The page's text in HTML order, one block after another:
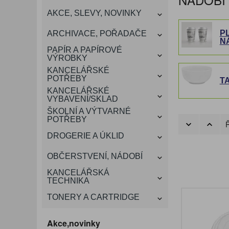
VÁNOCE
DÁRKOVÉ POTŘEBY
SMART DOPLŇKY
ROZDRUŽOVAČE
VIZITKY A JMENOVKY
OBÁLKY
TISKOPISY
KONFERENČNÍ SPISOVKY
NŮŽKY A NOŽE
TAŠKY, KUFRY, AKTOVKY
A OBALY
KANCELÁŘSKÝ
NÁBYTEK
OCHRANNÉ PRACOVNÍ
POMŮCKY
TABULE, NÁSTĚNKY
KRESLENÍ A MALOVÁNÍ
DEZINFEKCE-OCHRANA
PROSTŘEDKY NA PRANÍ
KONVICE A DŽBÁNY
SLADKÉ POTRAVINY
LAMINACE
ŠTÍTKOVAČE
AKCE, SLEVY, NOVINKY
ARCHIVACE, POŘADAČE
PAPÍR A PAPÍROVÉ
VÝROBKY
KANCELÁŘSKÉ
POTŘEBY
KANCELÁŘSKÉ
VYBAVENÍ/SKLAD
ŠKOLNÍ A VÝTVARNÉ
POTŘEBY
DROGERIE A ÚKLID
OBČERSTVENÍ, NÁDOBÍ
KANCELÁŘSKÁ
TECHNIKA
TONERY A CARTRIDGE
Akce,novinky